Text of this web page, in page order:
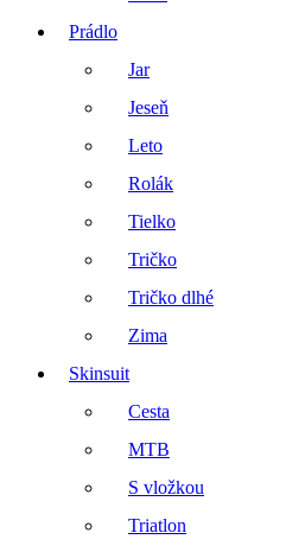
Prádlo
Jar
Jeseň
Leto
Rolák
Tielko
Tričko
Tričko dlhé
Zima
Skinsuit
Cesta
MTB
S vložkou
Triatlon